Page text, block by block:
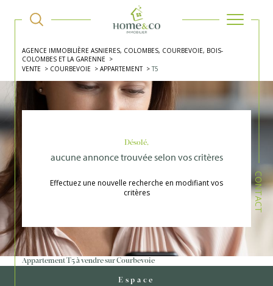
CONTACT
AGENCE IMMOBILIÈRE ASNIERES, COLOMBES, COURBEVOIE, BOIS-
COLOMBES ET LA GARENNE
VENTE
COURBEVOIE APPARTEMENT T5
Désolé,
aucune annonce trouvée selon vos critères
Effectuez une nouvelle recherche en modifiant vos
critères
Appartement T5 à vendre sur Courbevoie
Espace